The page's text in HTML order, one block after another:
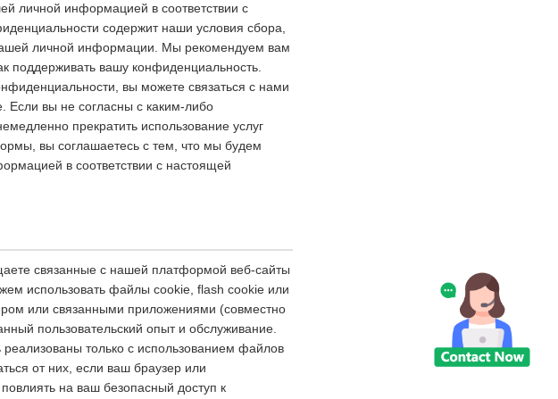
личной информацией в соответствии с
содержит наши условия сбора,
личной информации. Мы рекомендуем вам
поддерживать вашу конфиденциальность.
вы можете связаться с нами
вы не согласны с каким-либо
прекратить использование услуг
вы соглашаетесь с тем, что мы будем
в соответствии с настоящей
связанные с нашей платформой веб-сайты
использовать файлы cookie, flash cookie или
или связанными приложениями (совместно
пользовательский опыт и обслуживание.
только с использованием файлов
от них, если ваш браузер или
на ваш безопасный доступ к